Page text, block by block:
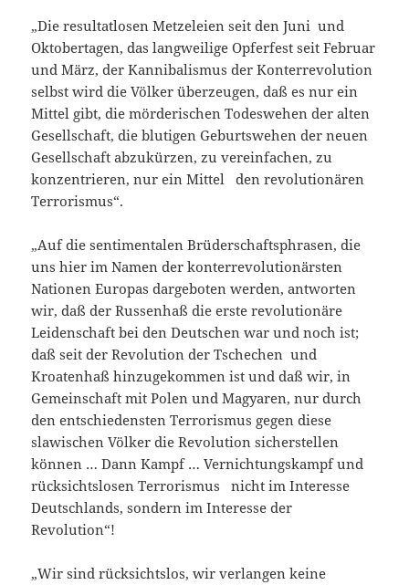
„Die resultatlosen Metzeleien seit den Juni und
Oktobertagen, das langweilige Opferfest seit Februar
und März, der Kannibalismus der Konterrevolution
selbst wird die Völker überzeugen, daß es nur ein
Mittel gibt, die mörderischen Todeswehen der alten
Gesellschaft, die blutigen Geburtswehen der neuen
Gesellschaft abzukürzen, zu vereinfachen, zu
konzentrieren, nur ein Mittel den revolutionären
Terrorismus“.
„Auf die sentimentalen Brüderschaftsphrasen, die
uns hier im Namen der konterrevolutionärsten
Nationen Europas dargeboten werden, antworten
wir, daß der Russenhaß die erste revolutionäre
Leidenschaft bei den Deutschen war und noch ist;
daß seit der Revolution der Tschechen und
Kroatenhaß hinzugekommen ist und daß wir, in
Gemeinschaft mit Polen und Magyaren, nur durch
den entschiedensten Terrorismus gegen diese
slawischen Völker die Revolution sicherstellen
können … Dann Kampf … Vernichtungskampf und
rücksichtslosen Terrorismus nicht im Interesse
Deutschlands, sondern im Interesse der
Revolution“!
„Wir sind rücksichtslos, wir verlangen keine